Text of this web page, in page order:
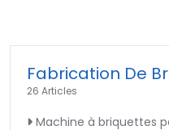
Fabrication De
26 Articles
Machine à briquettes